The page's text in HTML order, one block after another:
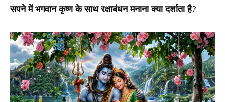
सपने में भगवान कृष्ण के साथ रक्षाबंधन मनाना क्या दर्शाता है?